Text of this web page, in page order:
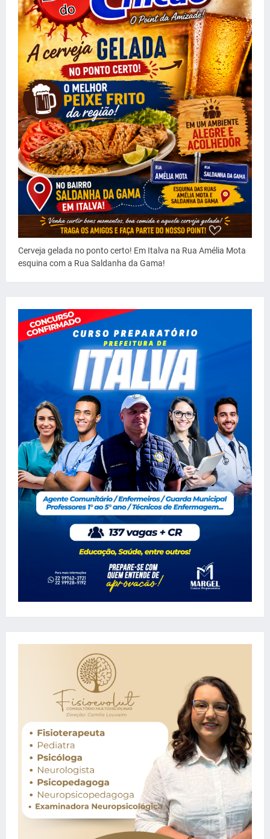
Cerveja gelada no ponto certo! Em Italva na Rua Amélia Mota
esquina com a Rua Saldanha da Gama!